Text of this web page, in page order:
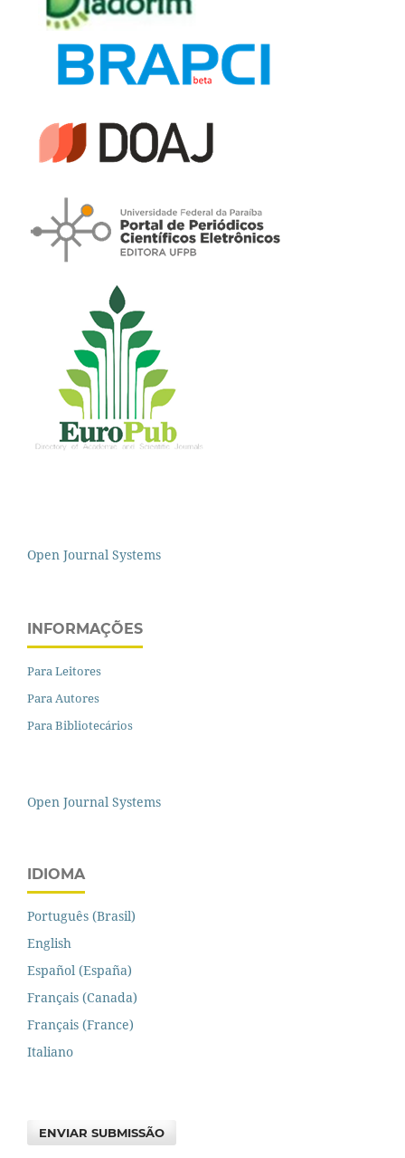
Open Journal Systems
INFORMAÇÕES
Para Leitores
Para Autores
Para Bibliotecários
Open Journal Systems
IDIOMA
Português (Brasil)
English
Español (España)
Français (Canada)
Français (France)
Italiano
ENVIAR SUBMISSÃO